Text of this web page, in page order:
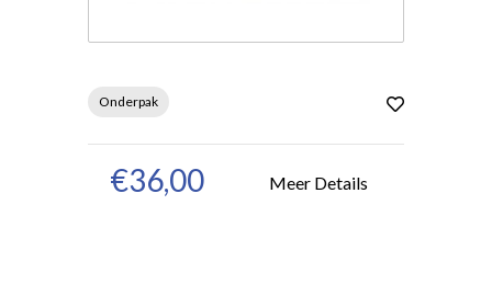
Onderpak
€36,00 Meer Details